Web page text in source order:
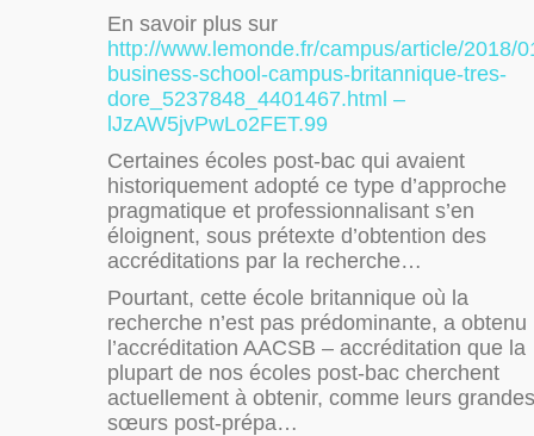
En savoir plus sur
http://www.lemonde.fr/campus/article/2018/
business-school-campus-britannique-tres-
dore_5237848_4401467.html –
lJzAW5jvPwLo2FET.99
Certaines écoles post-bac qui avaient
historiquement adopté ce type d’approche
pragmatique et professionnalisant s’en
éloignent, sous prétexte d’obtention des
accréditations par la recherche…
Pourtant, cette école britannique où la
recherche n’est pas prédominante, a obtenu
l’accréditation AACSB – accréditation que la
plupart de nos écoles post-bac cherchent
actuellement à obtenir, comme leurs grandes
sœurs post-prépa…